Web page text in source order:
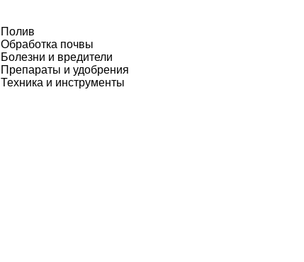
Полив
Обработка почвы
Болезни и вредители
Препараты и удобрения
Техника и инструменты